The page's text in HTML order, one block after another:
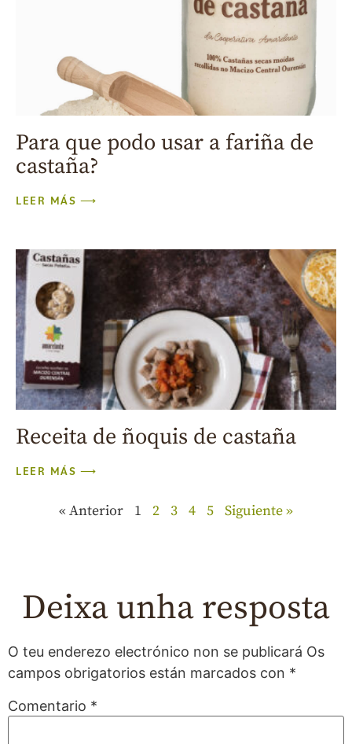
Para que podo usar a fariña de
castaña?
LEER MÁS ⟶
Receita de ñoquis de castaña
LEER MÁS ⟶
« Anterior 1 2 3 4 5 Siguiente »
Deixa unha resposta
O teu enderezo electrónico non se publicará Os
campos obrigatorios están marcados con *
Comentario *